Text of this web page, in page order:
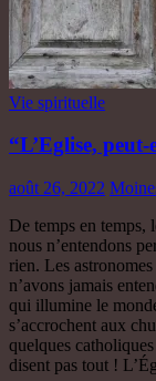
Vie spirituelle
“L’Eglise,
août 26, 2022
De temps en temps,
nous n’entendons
rien. Les
n’avons jamais
qui illumine le
s’accrochent aux
quelques
disent pas tout !